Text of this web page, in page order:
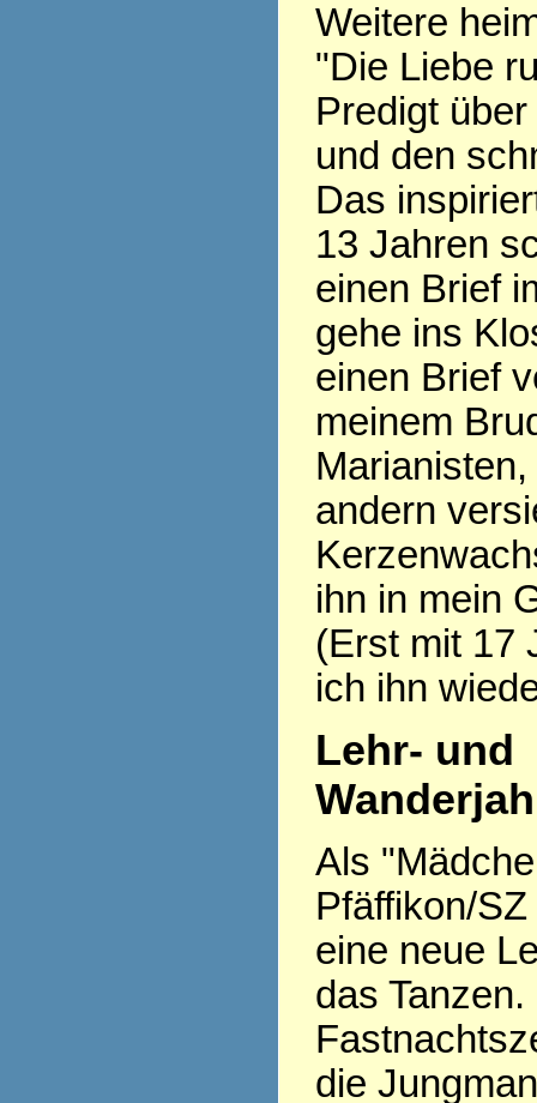
Weitere
"Die Liebe
Predigt
und den
Das
13 Jahren
einen Brief
gehe ins
einen Brief
meinem
andern
ihn in mein
(Erst mit 17
ich ihn
Lehr- und
Als
Pfäffikon/
eine neue
das Tanzen.
die